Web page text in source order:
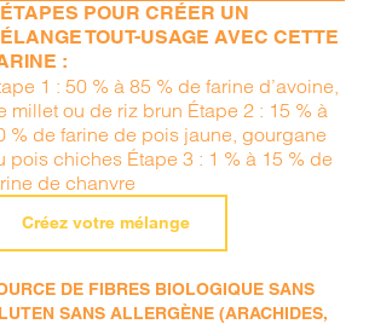
POUR CRÉER UN
TOUT-USAGE AVEC CETTE
:
1 : 50 % à 85 % de farine d’avoine,
millet ou de riz brun Étape 2 : 15 % à
% de farine de pois jaune, gourgane
pois chiches Étape 3 : 1 % à 15 % de
de chanvre
Créez votre mélange
DE FIBRES BIOLOGIQUE SANS
SANS ALLERGÈNE (ARACHIDES,